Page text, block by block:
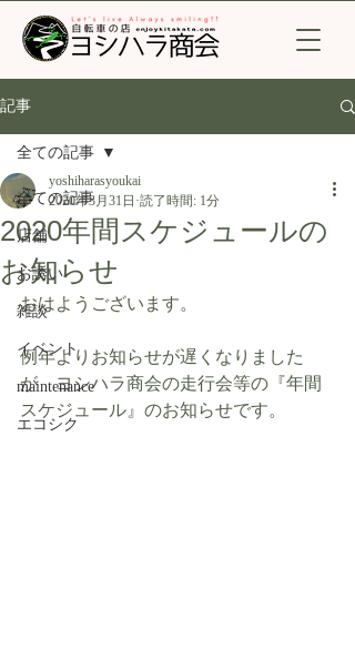
記事
全ての記事
店舗
お誘い
雑談
イベント
maintenance
エコシク
全ての記事
2020年間スケジュールの
お知らせ
yoshiharasyoukai
2020年3月31日 読了時間: 1分
おはようございます。
例年よりお知らせが遅くなりました
が　ヨシハラ商会の走行会等の『年間
スケジュール』のお知らせです。